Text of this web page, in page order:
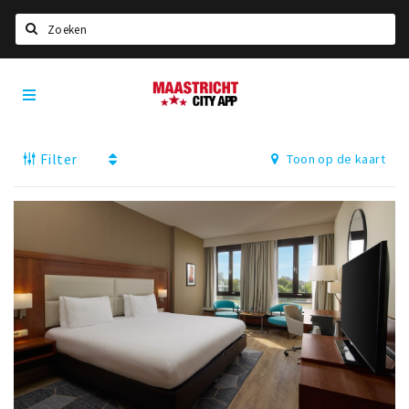
Home
Deals
Nieuws, interviews & blogs
Drinken
Slapen
Recreatief
Winkels
Maastricht
City
Filter Toon op de kaart